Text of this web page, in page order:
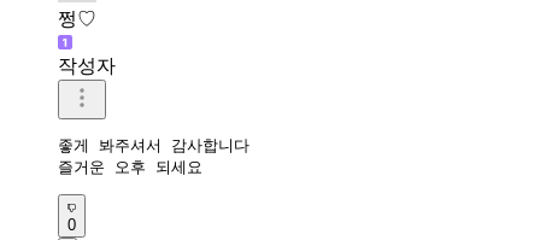
쩡♡
작성자
좋게 봐주셔서 감사합니다
즐거운 오후 되세요
0